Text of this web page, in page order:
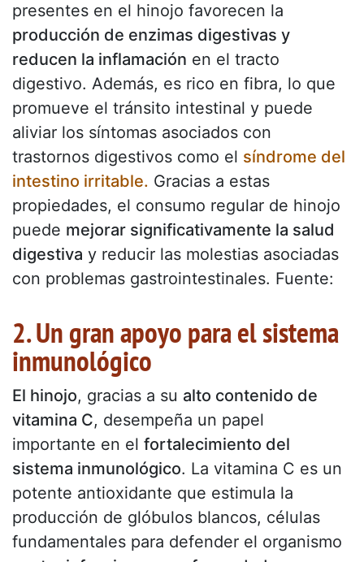
presentes en el hinojo favorecen la
producción de enzimas digestivas y
reducen la inflamación en el tracto
digestivo. Además, es rico en fibra, lo que
promueve el tránsito intestinal y puede
aliviar los síntomas asociados con
trastornos digestivos como el síndrome del
intestino irritable. Gracias a estas
propiedades, el consumo regular de hinojo
puede mejorar significativamente la salud
digestiva y reducir las molestias asociadas
con problemas gastrointestinales. Fuente:
2. Un gran apoyo para el sistema
inmunológico
El hinojo, gracias a su alto contenido de
vitamina C, desempeña un papel
importante en el fortalecimiento del
sistema inmunológico. La vitamina C es un
potente antioxidante que estimula la
producción de glóbulos blancos, células
fundamentales para defender el organismo